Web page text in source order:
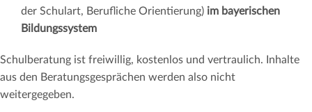
der Schulart, Berufliche Orientierung) im bayerischen
Bildungssystem
Schulberatung ist freiwillig, kostenlos und vertraulich. Inhalte
aus den Beratungsgesprächen werden also nicht
weitergegeben.